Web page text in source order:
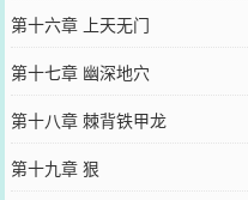
第十六章 上天无门
第十七章 幽深地穴
第十八章 棘背铁甲龙
第十九章 狠